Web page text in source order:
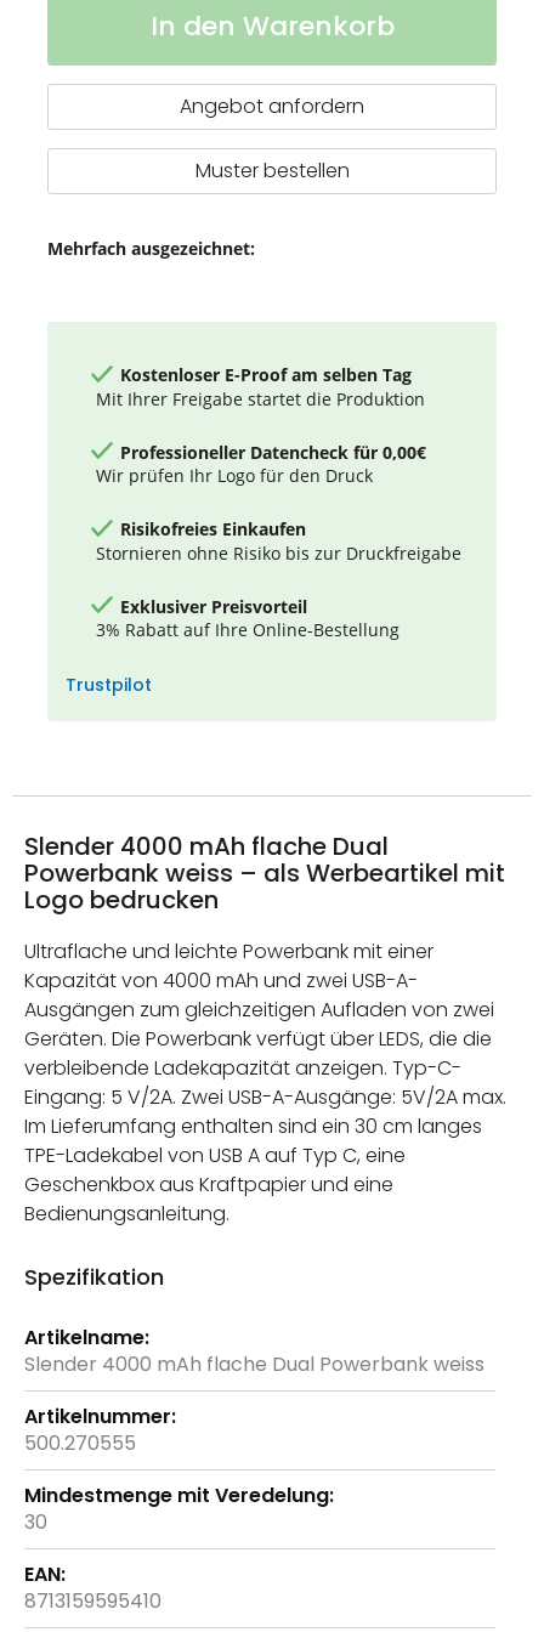
flache
In den Warenkorb
Angebot anfordern
Muster bestellen
Mehrfach ausgezeichnet:
Kostenloser E-Proof am selben Tag
Mit Ihrer Freigabe startet die Produktion
Professioneller Datencheck für 0,00€
Wir prüfen Ihr Logo für den Druck
Risikofreies Einkaufen
Stornieren ohne Risiko bis zur Druckfreigabe
Exklusiver Preisvorteil
3% Rabatt auf Ihre Online-Bestellung
Trustpilot
Slender 4000 mAh flache Dual
Powerbank weiss – als Werbeartikel mit
Logo bedrucken
Ultraflache und leichte Powerbank mit einer
Kapazität von 4000 mAh und zwei USB-A-
Ausgängen zum gleichzeitigen Aufladen von zwei
Geräten. Die Powerbank verfügt über LEDS, die die
verbleibende Ladekapazität anzeigen. Typ-C-
Eingang: 5 V/2A. Zwei USB-A-Ausgänge: 5V/2A max.
Im Lieferumfang enthalten sind ein 30 cm langes
TPE-Ladekabel von USB A auf Typ C, eine
Geschenkbox aus Kraftpapier und eine
Bedienungsanleitung.
Spezifikation
Weitere
Informationen
Slender 4000 mAh flache Dual Powerbank weiss
500.270555
30
8713159595410